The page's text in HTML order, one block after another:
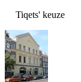
Tiqets' keuze